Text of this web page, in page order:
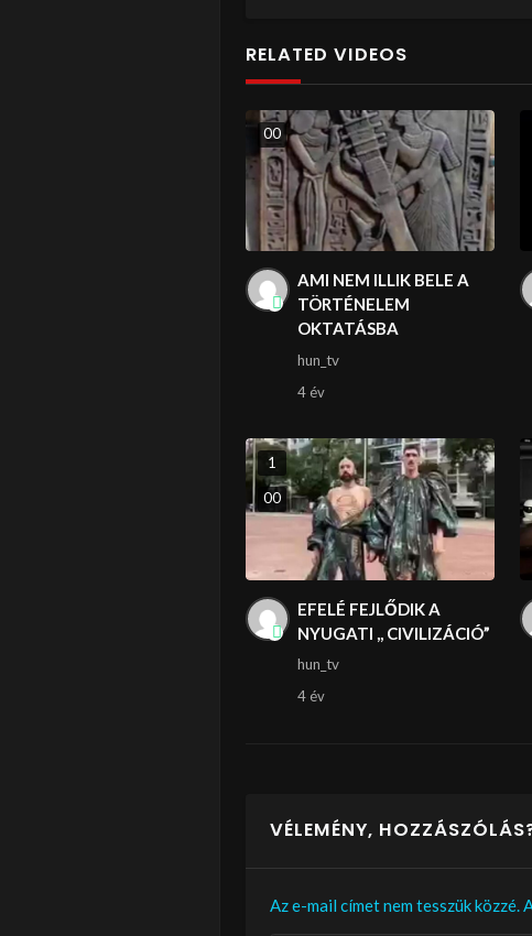
RELATED VIDEOS
00
AMI NEM ILLIK BELE A
TÖRTÉNELEM
OKTATÁSBA
hun_tv
4 év
1
00
EFELÉ FEJLŐDIK A
NYUGATI ,, CIVILIZÁCIÓ”
hun_tv
4 év
VÉLEMÉNY,
Az e-mail címet nem tesszük közzé.